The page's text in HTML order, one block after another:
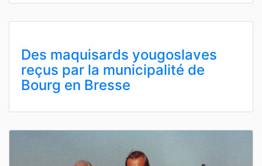
Des maquisards yougoslaves
reçus par la municipalité de
Bourg en Bresse